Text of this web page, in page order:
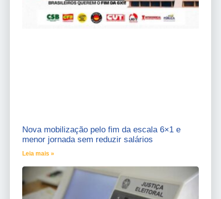
Nova mobilização pelo fim da escala 6×1 e
menor jornada sem reduzir salários
Leia mais »